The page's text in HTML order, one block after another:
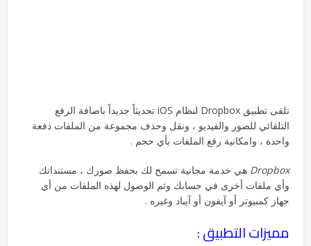
تلقى تطبيق Dropbox لنظام iOS تحديثاً جديداً باضافة الرفع
التلقائي للصور والفيديو ، ونقل وحذف مجموعة من الملفات دفعة
واحدة ، وامكانية رفع الملفات بأي حجم .
Dropbox هي خدمة مجانية تسمح لك بحفظ صورك ، مستنداتك
وأي ملفات أخرى في حسابك وثم الوصول لهذه الملفات من أي
جهاز كمبيوتر أو آيفون أو آيباد وغيره .
مميزات التطبيق :